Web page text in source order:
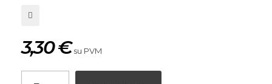
3,30€ su PVM